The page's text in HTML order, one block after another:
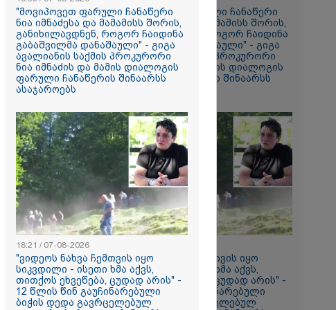
ამ
ჩაგდებას?"
მამა-შვილს
- ნია იმნაძე
ახდენს,
მხოლოდ
რაც მოხდა,
რა ისმის ფარულ
იმნაძე
მესამედ და
თუ არა
-
მოგვარებას
ერთი თვე
"მოვიპოვეთ ფარული ჩანაწერი
ნია იმნაძესა და მამამისს შორის,
განიხილავდნენ, როგორ ჩაიდინა
გაბაშვილმა დანაშაული" - გიგა
ავალიანის საქმის პროკურორი
ნია იმნაძის და მამის დიალოგის
ფარული ჩანაწერის შინაარსს
"ვიდეოს ნახვა ჩემთვის იყო
სიკვდილი - ისეთი ხმა აქვს,
თითქოს ეხვეწება, ცუდად არის" -
12 წლის წინ გაუჩინარებული
ბიჭის დედა გავრცელებულ
"მოვიპოვეთ ფარული ჩანაწერი
ნია იმნაძესა და მამამისს შორის,
განიხილავდნენ, როგორ ჩაიდინა
გაბაშვილმა დანაშაული" - გიგა
ავალიანის საქმის პროკურორი
ნია იმნაძის და მამის დიალოგის
ფარული ჩანაწერის შინაარსს
ასაჯაროებს
18:21 / 07-08-2026
"ვიდეოს ნახვა ჩემთვის იყო
სიკვდილი - ისეთი ხმა აქვს,
თითქოს ეხვეწება, ცუდად არის" -
12 წლის წინ გაუჩინარებული
ბიჭის დედა გავრცელებულ